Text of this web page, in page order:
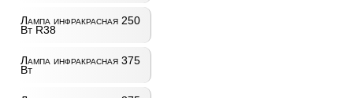
Лампа инфракрасная 250
Вт R38
Лампа инфракрасная 375
Вт